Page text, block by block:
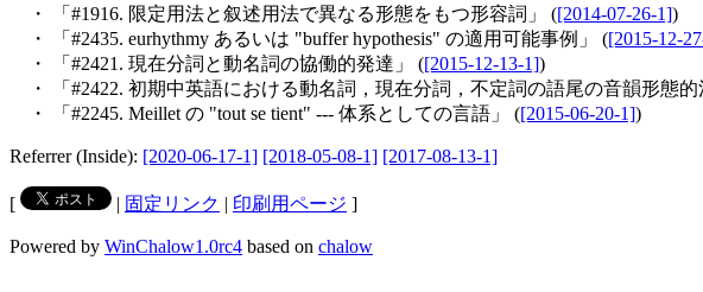
・ 「#1916. 限定用法と叙述用法で異なる形態をもつ形容詞」 ([2014-07-26-1])
・ 「#2435. eurhythmy あるいは "buffer hypothesis" の適用可能事例」 ([2015-12-
・ 「#2421. 現在分詞と動名詞の協働的発達」 ([2015-12-13-1])
・ 「#2422. 初期中英語における動名詞，現在分詞，不定詞の語尾の音韻形態的
・ 「#2245. Meillet の "tout se tient" --- 体系としての言語」 ([2015-06-20-1])
Referrer (Inside): [2020-06-17-1] [2018-05-08-1] [2017-08-13-1]
[ | 固定リンク | 印刷用ページ ]
Powered by WinChalow1.0rc4 based on chalow